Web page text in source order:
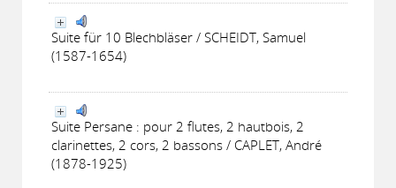
Suite für 10 Blechbläser / SCHEIDT, Samuel
(1587-1654)
Suite Persane : pour 2 flutes, 2 hautbois, 2
clarinettes, 2 cors, 2 bassons / CAPLET, André
(1878-1925)